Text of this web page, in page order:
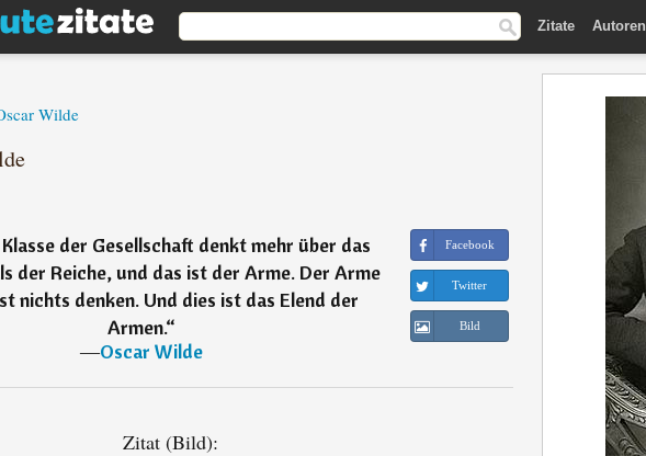
Zitate Autoren
Wilde
der Gesellschaft denkt mehr über das
der Reiche, und das ist der Arme. Der Arme
nichts denken. Und dies ist das Elend der
Armen.“
―Oscar Wilde
Facebook
Twitter
Bild
Zitat (Bild):